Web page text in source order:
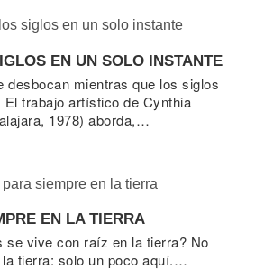
EN UN SOLO INSTANTE
desbocan mientras que los siglos
El trabajo artístico de Cynthia
1978) aborda,…
EN LA TIERRA
se vive con raíz en la tierra? No
tierra: solo un poco aquí.…